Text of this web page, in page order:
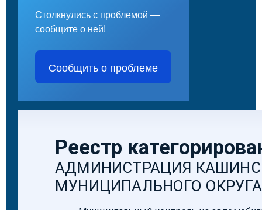
Столкнулись с проблемой —
сообщите о ней!
Сообщить о проблеме